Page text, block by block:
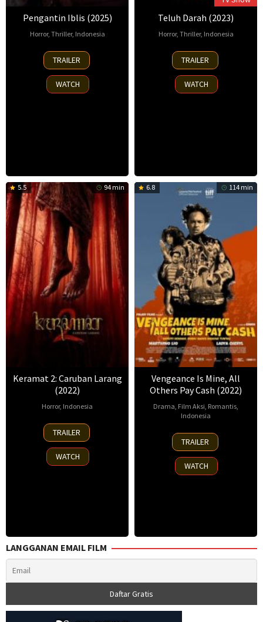
Pengantin Iblis (2025)
Horror, Thriller, Indonesia
29
Jan
2025
Azhar
Kinoi
Lubis
TRAILER
WATCH
Teluh Darah (2023)
Horror, Thriller, Indonesia
25
Feb
2023
Kimo
Stamboel
TRAILER
WATCH
5.5 94 min
Keramat 2: Caruban Larang
(2022)
Horror, Indonesia
24
Nov
2022
Monty
Tiwa
TRAILER
WATCH
6.8 114 min
Vengeance Is Mine, All
Others Pay Cash (2022)
Drama, Film Aksi, Romantis,
Indonesia
2
Dec
2021
Agung
Sipapaga
Edwin
Gadis
TRAILER
WATCH
LANGGANAN EMAIL FILM